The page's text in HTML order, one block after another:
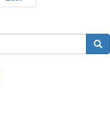
page
搜索